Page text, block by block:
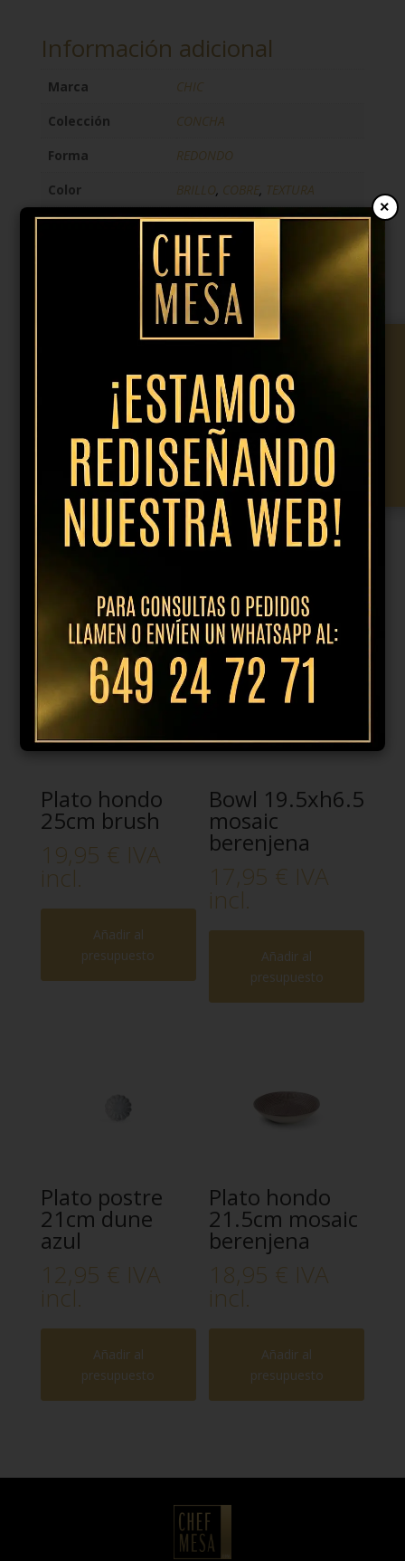
Información adicional
Marca
CHIC
Colección
CONCHA
Forma
REDONDO
Color
BRILLO, COBRE, TEXTURA
Anchura
25CM
5CM
20,95 IVA incl.
hondo
25cm
concha
cantidad
Añadir al presupuesto
Productos relacionados
Plato hondo
25cm brush
19,95 € IVA
incl.
Añadir al
presupuesto
Bowl 19.5xh6.5
mosaic
berenjena
17,95 € IVA
incl.
Añadir al
presupuesto
Plato postre
21cm dune
azul
12,95 € IVA
incl.
Añadir al
presupuesto
Plato hondo
21.5cm mosaic
berenjena
18,95 € IVA
incl.
Añadir al
presupuesto
×